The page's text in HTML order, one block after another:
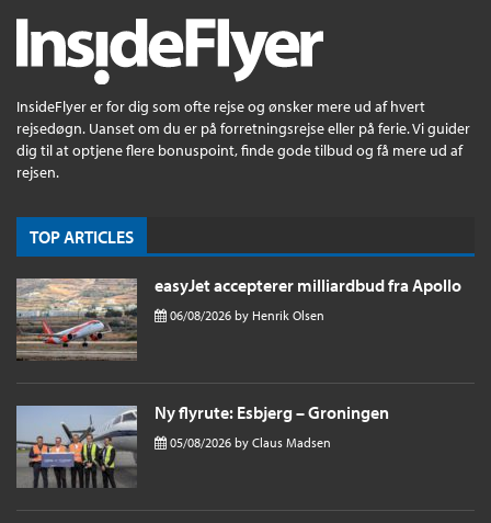
InsideFlyer er for dig som ofte rejse og ønsker mere ud af hvert
rejsedøgn. Uanset om du er på forretningsrejse eller på ferie. Vi guider
dig til at optjene flere bonuspoint, finde gode tilbud og få mere ud af
rejsen.
TOP ARTICLES
easyJet accepterer milliardbud fra Apollo
06/08/2026 by Henrik Olsen
Ny flyrute: Esbjerg – Groningen
05/08/2026 by Claus Madsen